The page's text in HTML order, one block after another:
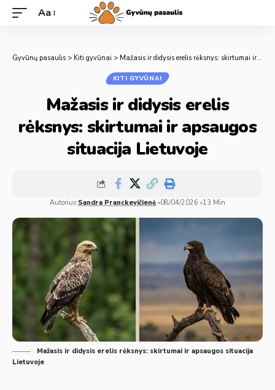
Aa
Gyvūnų pasaulis > Kiti gyvūnai > Mažasis ir didysis erelis rėksnys: skirtumai ir apsaugos situacija Lietuvoje
KITI GYVŪNAI
Mažasis ir didysis erelis
rėksnys: skirtumai ir apsaugos
situacija Lietuvoje
Autorius:Sandra Pranckevičienė 08/04/2026 13 Min
Mažasis ir didysis erelis rėksnys: skirtumai ir apsaugos situacija
Lietuvoje